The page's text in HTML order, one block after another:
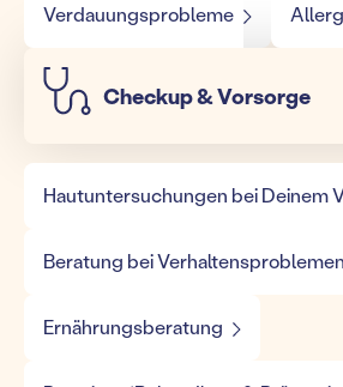
Verdauungsprobleme
Checkup & Vorsorge
Hautuntersuchungen bei Deinem
Beratung bei Verhaltensproblemen
Ernährungsberatung